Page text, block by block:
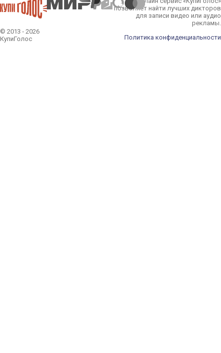
© 2013 - 2026
КупиГолос
позволяет найти лучших дикторов
для записи видео или аудио
рекламы.
Политика конфиденциальности